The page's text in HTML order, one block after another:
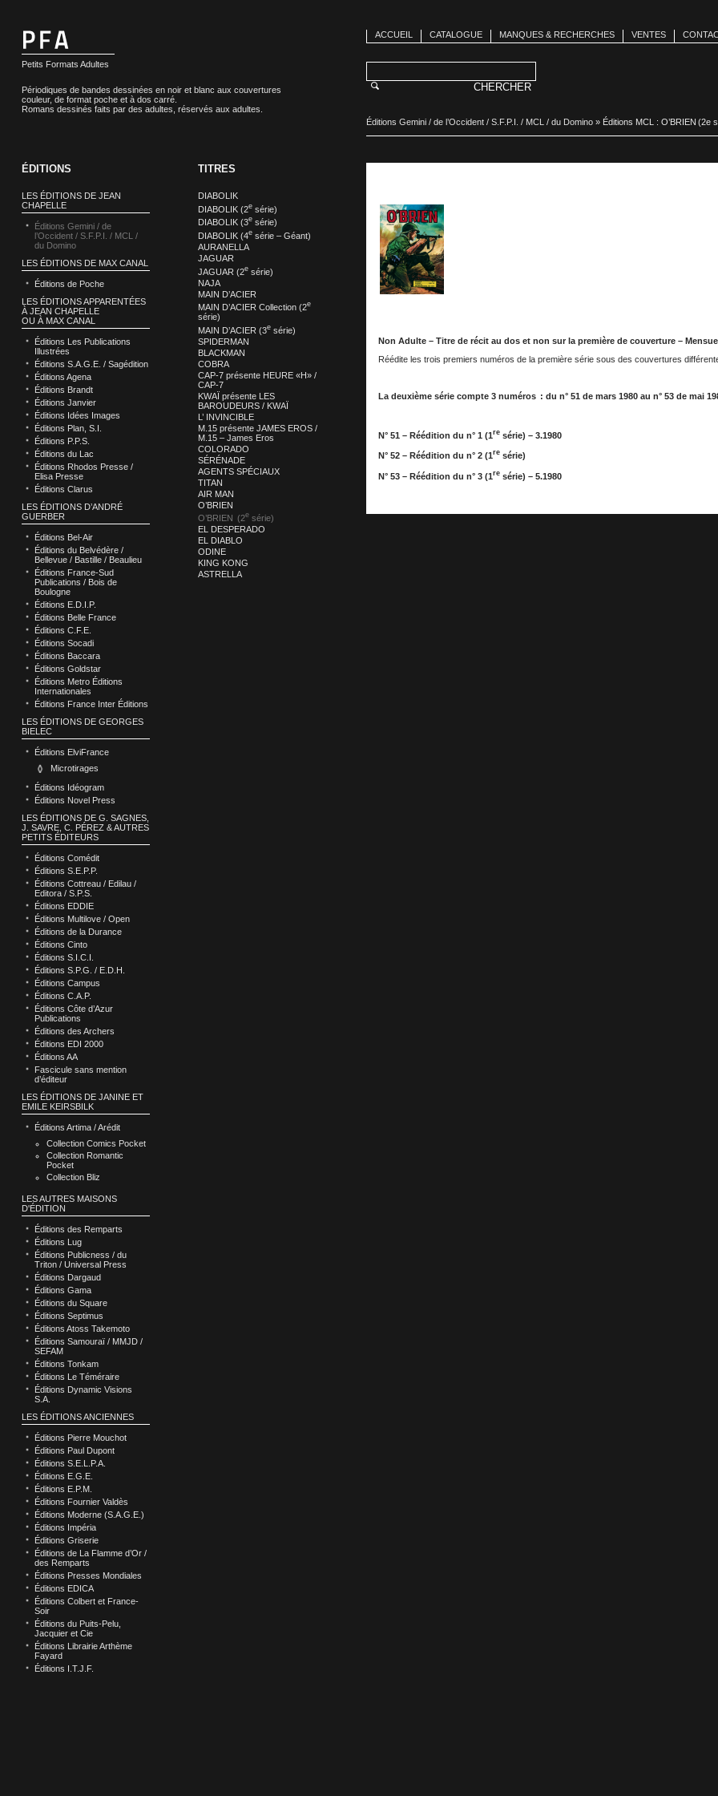
Petits Formats Adultes
Périodiques de bandes dessinées en noir et blanc aux couvertures
couleur, de format poche et à dos carré.
Romans dessinés faits par des adultes, réservés aux adultes.
ACCUEIL CATALOGUE MANQUES & RECHERCHES VENTES
Éditions Gemini / de l’Occident / S.F.P.I. / MCL / du Domino» Éditions MCL : O’BRIEN (2e
ÉDITIONS
LES ÉDITIONS DE JEAN
CHAPELLE
Éditions Gemini / de
l’Occident / S.F.P.I. / MCL /
du Domino
LES ÉDITIONS DE MAX CANAL
Éditions de Poche
LES ÉDITIONS APPARENTÉES
À JEAN CHAPELLE
OU À MAX CANAL
Éditions Les Publications
Illustrées
Éditions S.A.G.E. / Sagédition
Éditions Agena
Éditions Brandt
Éditions Janvier
Éditions Idées Images
Éditions Plan, S.I.
Éditions P.P.S.
Éditions du Lac
Éditions Rhodos Presse /
Elisa Presse
Éditions Clarus
LES ÉDITIONS D’ANDRÉ
GUERBER
Éditions Bel-Air
Éditions du Belvédère /
Bellevue / Bastille / Beaulieu
Éditions France-Sud
Publications / Bois de
Boulogne
Éditions E.D.I.P.
Éditions Belle France
Éditions C.F.E.
Éditions Socadi
Éditions Baccara
Éditions Goldstar
Éditions Metro Éditions
Internationales
Éditions France Inter Éditions
LES ÉDITIONS DE GEORGES
BIELEC
Éditions ElviFrance
Microtirages
Éditions Idéogram
Éditions Novel Press
LES ÉDITIONS DE G. SAGNES,
J. SAVRE, C. PÉREZ & AUTRES
PETITS ÉDITEURS
Éditions Comédit
Éditions S.E.P.P.
Éditions Cottreau / Edilau /
Editora / S.P.S.
Éditions EDDIE
Éditions Multilove / Open
Éditions de la Durance
Éditions Cinto
Éditions S.I.C.I.
Éditions S.P.G. / E.D.H.
Éditions Campus
Éditions C.A.P.
Éditions Côte d’Azur
Publications
Éditions des Archers
Éditions EDI 2000
Éditions AA
Fascicule sans mention
d’éditeur
LES ÉDITIONS DE JANINE ET
EMILE KEIRSBILK
Éditions Artima / Arédit
Collection Comics Pocket
Collection Romantic
Pocket
Collection Bliz
LES AUTRES MAISONS
D'ÉDITION
Éditions des Remparts
Éditions Lug
Éditions Publicness / du
Triton / Universal Press
Éditions Dargaud
Éditions Gama
Éditions du Square
Éditions Septimus
Éditions Atoss Takemoto
Éditions Samouraï / MMJD /
SEFAM
Éditions Tonkam
Éditions Le Téméraire
Éditions Dynamic Visions
S.A.
LES ÉDITIONS ANCIENNES
Éditions Pierre Mouchot
Éditions Paul Dupont
Éditions S.E.L.P.A.
Éditions E.G.E.
Éditions E.P.M.
Éditions Fournier Valdès
Éditions Moderne (S.A.G.E.)
Éditions Impéria
Éditions Griserie
Éditions de La Flamme d’Or /
des Remparts
Éditions Presses Mondiales
Éditions EDICA
Éditions Colbert et France-
Soir
Éditions du Puits-Pelu,
Jacquier et Cie
Éditions Librairie Arthème
Fayard
Éditions I.T.J.F.
TITRES
DIABOLIK
DIABOLIK (2esérie)
DIABOLIK (3esérie)
DIABOLIK (4esérie – Géant)
AURANELLA
JAGUAR
JAGUAR (2esérie)
NAJA
MAIN D’ACIER
MAIN D’ACIER Collection (2e
série)
MAIN D’ACIER (3esérie)
SPIDERMAN
BLACKMAN
COBRA
CAP-7 présente HEURE «H» /
CAP-7
KWAÏ présente LES
BAROUDEURS / KWAÏ
L’ INVINCIBLE
M.15 présente JAMES EROS /
M.15 – James Eros
COLORADO
SÉRÉNADE
AGENTS SPÉCIAUX
TITAN
AIR MAN
O’BRIEN
O’BRIEN (2esérie)
EL DESPERADO
EL DIABLO
ODINE
KING KONG
ASTRELLA
Non Adulte – Titre de récit au dos et non sur la première de couverture –
Réédite les trois premiers numéros de la première série sous des couvertures
La deuxième série compte 3 numéros : du n° 51 de mars 1980 au n° 53 de mai
N° 51 – Réédition du n° 1 (1resérie) – 3.1980
N° 52 – Réédition du n° 2 (1resérie)
N° 53 – Réédition du n° 3 (1resérie) – 5.1980